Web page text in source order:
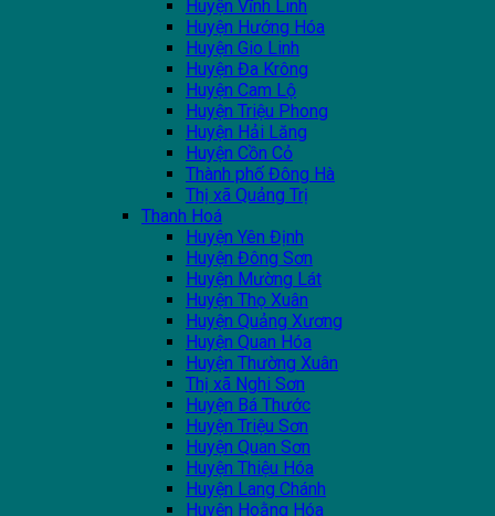
Huyện Vĩnh Linh
Huyện Hướng Hóa
Huyện Gio Linh
Huyện Đa Krông
Huyện Cam Lộ
Huyện Triệu Phong
Huyện Hải Lăng
Huyện Cồn Cỏ
Thành phố Đông Hà
Thị xã Quảng Trị
Thanh Hoá
Huyện Yên Định
Huyện Đông Sơn
Huyện Mường Lát
Huyện Thọ Xuân
Huyện Quảng Xương
Huyện Quan Hóa
Huyện Thường Xuân
Thị xã Nghi Sơn
Huyện Bá Thước
Huyện Triệu Sơn
Huyện Quan Sơn
Huyện Thiệu Hóa
Huyện Lang Chánh
Huyện Hoằng Hóa